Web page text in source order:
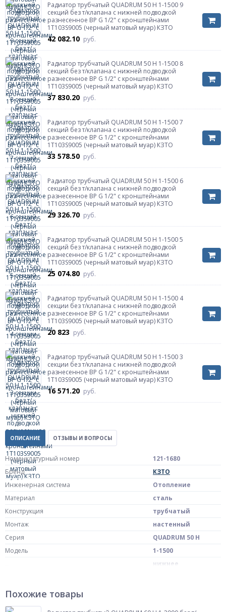
Радиатор трубчатый QUADRUM 50 H 1-1500 9
секций без т/клапана с нижней подводкой
разнесенное ВР G 1/2" с кронштейнами
1T103S9005 (черный матовый муар) КЗТО
42 082.10 руб.
Радиатор трубчатый QUADRUM 50 H 1-1500 8
секций без т/клапана с нижней подводкой
разнесенное ВР G 1/2" с кронштейнами
1T103S9005 (черный матовый муар) КЗТО
37 830.20 руб.
Радиатор трубчатый QUADRUM 50 H 1-1500 7
секций без т/клапана с нижней подводкой
разнесенное ВР G 1/2" с кронштейнами
1T103S9005 (черный матовый муар) КЗТО
33 578.50 руб.
Радиатор трубчатый QUADRUM 50 H 1-1500 6
секций без т/клапана с нижней подводкой
разнесенное ВР G 1/2" с кронштейнами
1T103S9005 (черный матовый муар) КЗТО
29 326.70 руб.
Радиатор трубчатый QUADRUM 50 H 1-1500 5
секций без т/клапана с нижней подводкой
разнесенное ВР G 1/2" с кронштейнами
1T103S9005 (черный матовый муар) КЗТО
25 074.80 руб.
Радиатор трубчатый QUADRUM 50 H 1-1500 4
секции без т/клапана с нижней подводкой
разнесенное ВР G 1/2" с кронштейнами
1T103S9005 (черный матовый муар) КЗТО
20 823 руб.
Радиатор трубчатый QUADRUM 50 H 1-1500 3
секции без т/клапана с нижней подводкой
разнесенное ВР G 1/2" с кронштейнами
1T103S9005 (черный матовый муар) КЗТО
16 571.20 руб.
ОПИСАНИЕ ОТЗЫВЫ И ВОПРОСЫ
Номенклатурный номер
121-1680
Бренд
КЗТО
Инженерная система
Отопление
Материал
сталь
Конструкция
трубчатый
Монтаж
настенный
Серия
QUADRUM 50 H
Модель
1-1500
нижнее
Подключение к системе отопления
Похожие товары